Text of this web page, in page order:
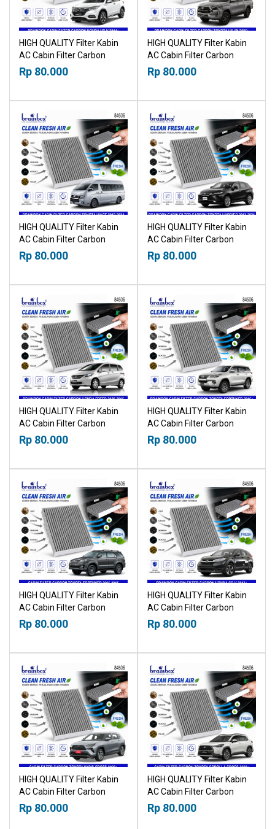
HIGH QUALITY Filter Kabin
AC Cabin Filter Carbon
Honda HRV 2014+
21019530
Rp 80.000
HIGH QUALITY Filter Kabin
AC Cabin Filter Carbon
Toyota Hilux 2005+
21019530
Rp 80.000
HIGH QUALITY Filter Kabin
AC Cabin Filter Carbon
Toyota Hiace 2013-2024
21019530
Rp 80.000
HIGH QUALITY Filter Kabin
AC Cabin Filter Carbon
Toyota Harrier 2013-2021
21019530
Rp 80.000
HIGH QUALITY Filter Kabin
AC Cabin Filter Carbon
Honda Freed 2009-2016
21019530
Rp 80.000
HIGH QUALITY Filter Kabin
AC Cabin Filter Carbon
Toyota Fortuner 2015+
21019530
Rp 80.000
HIGH QUALITY Filter Kabin
AC Cabin Filter Carbon
Toyota Fortuner 2005-2015
21019530
Rp 80.000
HIGH QUALITY Filter Kabin
AC Cabin Filter Carbon
Honda CRV 2017+
21019530
Rp 80.000
HIGH QUALITY Filter Kabin
AC Cabin Filter Carbon
Toyota Yaris Cross 2020+
21019530
Rp 80.000
HIGH QUALITY Filter Kabin
AC Cabin Filter Carbon
Toyota Corolla Cross 2020+
21019530
Rp 80.000